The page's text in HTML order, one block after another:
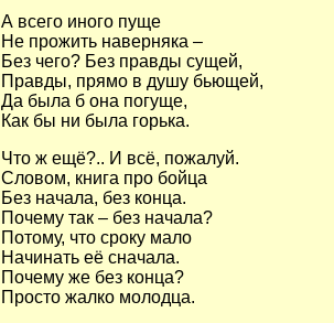
А всего иного пуще
Не прожить наверняка –
Без чего? Без правды сущей,
Правды, прямо в душу бьющей,
Да была б она погуще,
Как бы ни была горька.
Что ж ещё?.. И всё, пожалуй.
Словом, книга про бойца
Без начала, без конца.
Почему так – без начала?
Потому, что сроку мало
Начинать её сначала.
Почему же без конца?
Просто жалко молодца.